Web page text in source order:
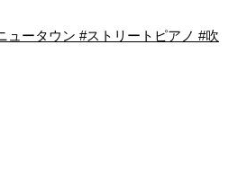
ュータウン #ストリートピアノ #吹